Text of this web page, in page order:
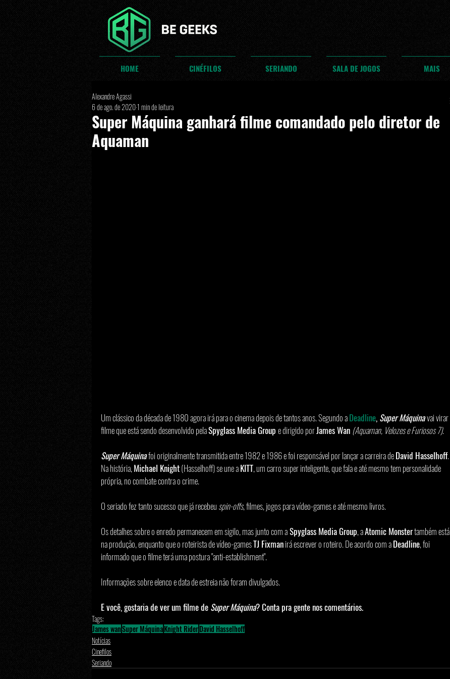
HOME CINÉFILOS SERIANDO SALA DE JOGOS MAIS
Super Máquina ganhará filme comandado pelo diretor de
Aquaman
Alexandre Agassi
6 de ago. de 20201 min de leitura
Um clássico da década de 1980 agora irá para o cinema depois de tantos anos. Segundo a Deadline, Super Máquina vai virar
filme que está sendo desenvolvido pela Spyglass Media Group e dirigido por James Wan (Aquaman, Velozes e Furiosos 7).
Super Máquina foi originalmente transmitida entre 1982 e 1986 e foi responsável por lançar a carreira de David Hasselhoff.
Na história, Michael Knight (Hasselhoff) se une a KITT, um carro super inteligente, que fala e até mesmo tem personalidade
própria, no combate contra o crime.
O seriado fez tanto sucesso que já recebeu spin-offs, filmes, jogos para vídeo-games e até mesmo livros.
Os detalhes sobre o enredo permanecem em sigilo, mas junto com a Spyglass Media Group, a Atomic Monster também está
na produção, enquanto que o roteirista de vídeo-games TJ Fixman irá escrever o roteiro. De acordo com a Deadline, foi
informado que o filme terá uma postura "anti-establishment".
Informações sobre elenco e data de estreia não foram divulgados.
E você, gostaria de ver um filme de Super Máquina? Conta pra gente nos comentários.
Tags:
James wanSuper MáquinaKnight RiderDavid Hasselhoff
Notícias
Cinefilos
Seriando